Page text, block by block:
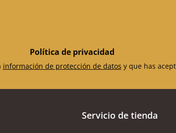
Política de privacidad
información de protección de datos y que has
Servicio de tienda